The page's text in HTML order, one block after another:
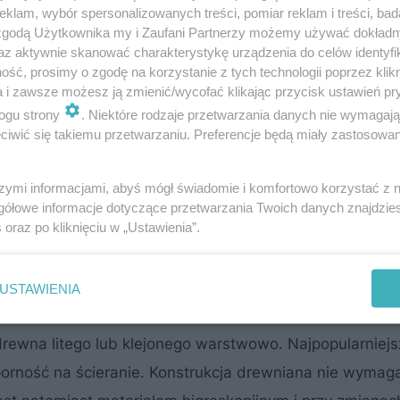
mieszkaniowym dominują dwa rozwiązania:
ma określone zalety i ograniczenia wynikające z
przygotowanie szalunku, ułożenie zbrojenia
zaleca się stosowanie betonu o klasie
XC1 przeznaczonej do zastosowań
połączenia z elementami nośnymi budynku:
jest stabilność, odporność na drgania oraz dobre
okładzin.
litego lub klejonego warstwowo.
na ścieranie. Konstrukcja drewniana nie
wybór spersonalizowanych treści, pomiar reklam i treści,
Użytkownika my i Zaufani Partnerzy możemy używać
aktywnie skanować charakterystykę urządzenia do celów
prosimy o zgodę na korzystanie z tych technologii poprzez
i zawsze możesz ją zmienić/wycofać klikając przycisk ustawień
strony
. Niektóre rodzaje przetwarzania danych nie
się takiemu przetwarzaniu. Preferencje będą miały
informacjami, abyś mógł świadomie i komfortowo korzystać z
informacje dotyczące przetwarzania Twoich danych
oraz po kliknięciu w „Ustawienia”.
USTAWIENIA